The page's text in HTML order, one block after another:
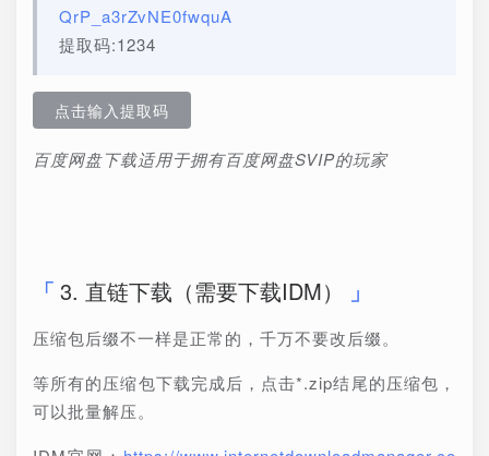
QrP_a3rZvNE0fwquA
提取码:1234
点击输入提取码
百度网盘下载适用于拥有百度网盘SVIP的玩家
3. 直链下载（需要下载IDM）
压缩包后缀不一样是正常的，千万不要改后缀。
等所有的压缩包下载完成后，点击*.zip结尾的压缩包，
可以批量解压。